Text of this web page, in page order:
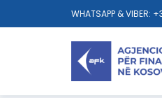
WHATSAPP & VIBER: